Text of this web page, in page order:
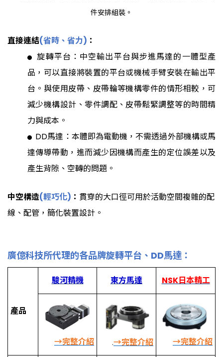
件安排組裝。
直接連結(省時、省力) ：
●旋轉平台：中空輸出平台與步進馬達的一體型產
品，可以直接將裝置的平台或機械手臂安裝在輸出平
台。與使用皮帶、皮帶輪等機構零件的情形相較，可
減少機構設計、零件調配、皮帶鬆緊調整等的時間精
力與成本。
● DD馬達：本體即為電動機，不需透過外部機構或馬
達傳導帶動，進而減少因機構而產生的定位誤差以及
產生背隙、空轉的問題。
中空構造(輕巧化) ： 貫穿的大口徑可用於活動空間複雜的配
線、配管，簡化裝置設計。
廣億科技所代理的各品牌旋轉平台、 DD馬達：
產品
駿河精機 東方馬達 NSK日本精工
→完整介紹 .→完整介紹 →完整介紹